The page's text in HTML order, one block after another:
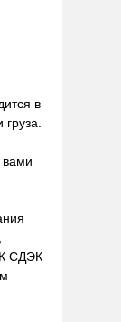
в
вами
СДЭК